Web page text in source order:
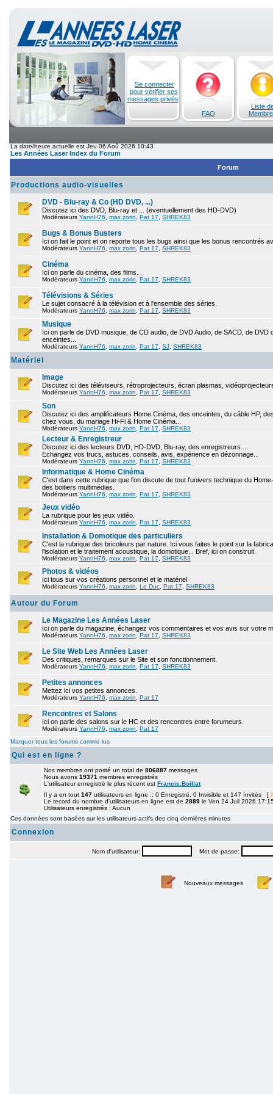
Se connecter
pour vérifier ses
messages privés
FAQ
Liste
La date/heure actuelle est Jeu 06 Aoû 2026 10:43
Les Années Laser Index du Forum
Forum
Productions audio-visuelles
DVD - Blu-ray & Co (HD DVD, ...)
Discutez ici des DVD, Blu-ray et ... (eventuellement des HD-DVD)
Modérateurs YannH76 max zorin Pat 17 SHREK83
Bugs & Bonus Busters
Ici on fait le point et on reporte tous les bugs ainsi que les bonus rencontrés
Modérateurs YannH76 max zorin Pat 17 SHREK83
Cinéma
Ici on parle du cinéma, des films.
Modérateurs YannH76 max zorin Pat 17 SHREK83
Télévisions & Séries
Le sujet consacré à la télévision et à l'ensemble des séries.
Modérateurs YannH76 max zorin Pat 17 SHREK83
Musique
Ici on parle de DVD musique, de CD audio, de DVD Audio, de SACD, de
enceintes...
Modérateurs YannH76 max zorin Pat 17 SJ SHREK83
Matériel
Image
Discutez ici des téléviseurs, rétroprojecteurs, écran plasmas,
Modérateurs YannH76 max zorin Pat 17 SHREK83
Son
Discutez ici des amplificateurs Home Cinéma, des enceintes, du câble HP,
chez vous, du mariage Hi-Fi & Home Cinéma...
Modérateurs YannH76 max zorin Pat 17 SHREK83
Lecteur & Enregistreur
Discutez ici des lecteurs DVD, HD-DVD, Blu-ray, des enregistreurs....
Echangez vos trucs, astuces, conseils, avis, expérience en dézonnage...
Modérateurs YannH76 max zorin Pat 17 SHREK83
Informatique & Home Cinéma
C'est dans cette rubrique que l'on discute de tout l'univers technique du
des boitiers multimédias.
Modérateurs YannH76 max zorin Pat 17 SHREK83
Jeux vidéo
La rubrique pour les jeux vidéo.
Modérateurs YannH76 max zorin Pat 17 SHREK83
Installation & Domotique des particuliers
C'est la rubrique des bricoleurs par nature. Ici vous faites le point sur la
l'isolation et le traitement acoustique, la domotique... Bref, ici on construit.
Modérateurs YannH76 max zorin Pat 17 SHREK83
Photos & vidéos
Ici tous sur vos créations personnel et le matériel
Modérateurs YannH76 max zorin Le Duc Pat 17 SHREK83
Autour du Forum
Le Magazine Les Années Laser
Ici on parle du magazine, échangez vos commentaires et vos avis sur votre
Modérateurs YannH76 max zorin Pat 17 SHREK83
Le Site Web Les Années Laser
Des critiques, remarques sur le Site et son fonctionnement.
Modérateurs YannH76 max zorin Pat 17 SHREK83
Petites annonces
Mettez ici vos petites annonces.
Modérateurs YannH76 max zorin Pat 17
Rencontres et Salons
Ici on parle des salons sur le HC et des rencontres entre forumeurs.
Modérateurs YannH76 max zorin
Pat 17
Marquer tous les forums comme lus
Qui est en ligne ?
Nos membres ont posté un total de 806887 messages
Nous avons 19371 membres enregistrés
L'utilisateur enregistré le plus récent est Francis.Boillat
Il y a en tout 147 utilisateurs en ligne :: 0 Enregistré, 0 Invisible et 147 Invités [
Le record du nombre d'utilisateurs en ligne est de 2889 le Ven 24 Juil 2026
Utilisateurs enregistrés : Aucun
Ces données sont basées sur les utilisateurs actifs des cinq dernières minutes
Connexion
Nom d'utilisateur: Mot de passe:
Nouveaux messages